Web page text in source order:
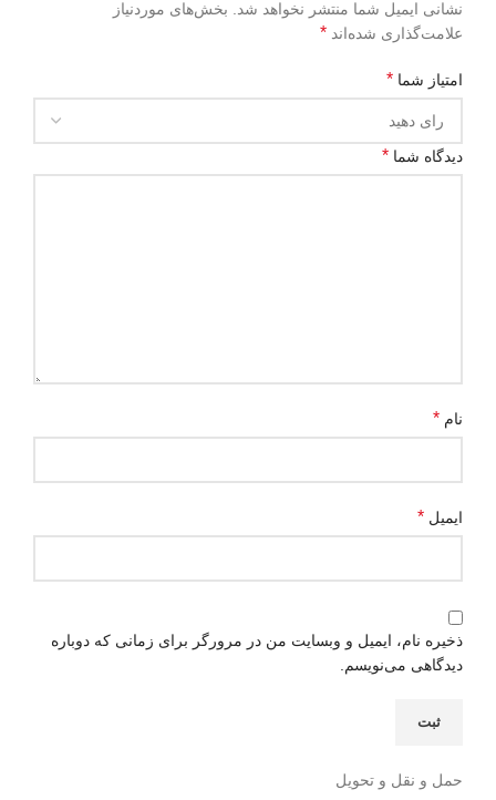
نشانی ایمیل شما منتشر نخواهد شد. بخش‌های موردنیاز
علامت‌گذاری شده‌اند *
امتیاز شما *
دیدگاه شما *
نام *
ایمیل *
ذخیره نام، ایمیل و وبسایت من در مرورگر برای زمانی که دوباره
دیدگاهی می‌نویسم.
حمل و نقل و تحویل